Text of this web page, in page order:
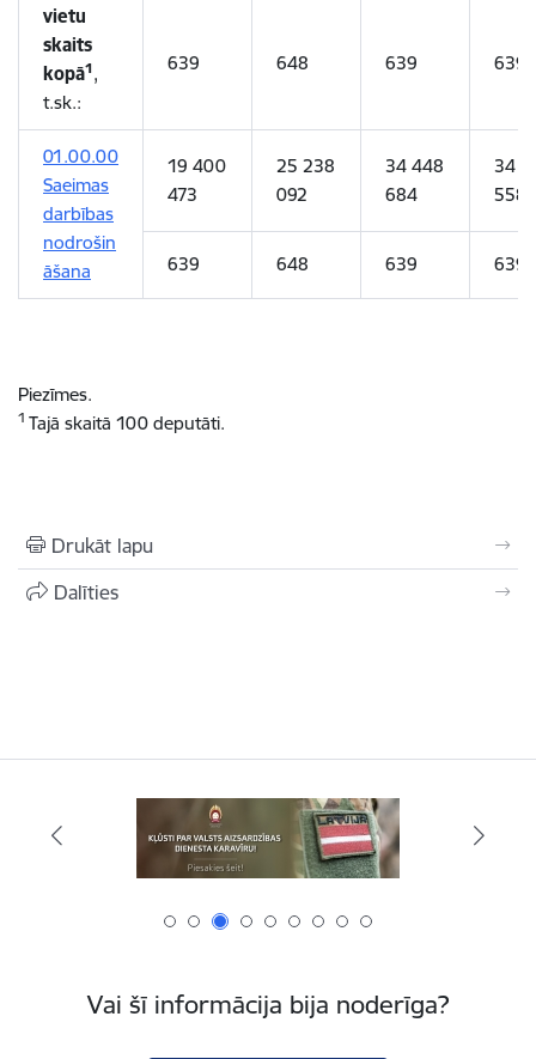
vietu
skaits
kopā1,
t.sk.:
639 648 639 639
01.00.00
Saeimas
darbības
nodrošin
āšana
19 400
473
25 238
092
34 448
684
34
558
639 648 639 639
Piezīmes.
1 Tajā skaitā 100 deputāti.
Drukāt lapu
Dalīties
Vai šī informācija bija noderīga?